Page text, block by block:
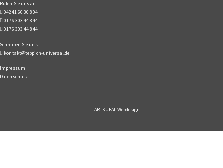
Rufen Sie uns an:
04241 60 30 804
0176 303 44 844
0176 303 44 844
Schreiben Sie uns:
kontakt@teppich-universal.de
Impressum
Datenschutz
ARTKURAT Webdesign